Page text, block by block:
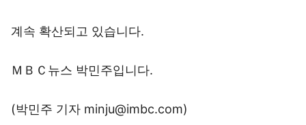
계속 확산되고 있습니다.
ＭＢＣ뉴스 박민주입니다.
(박민주 기자 minju@imbc.com)